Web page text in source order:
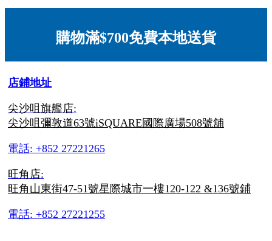
購物滿$700免費本地送貨
店鋪地址
尖沙咀旗艦店:
尖沙咀彌敦道63號iSQUARE國際廣場508號舖
電話: +852 27221265
旺角店:
旺角山東街47-51號星際城市一樓120-122 &136號鋪
電話: +852 27221255